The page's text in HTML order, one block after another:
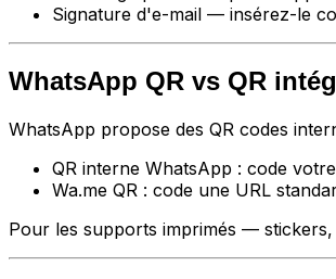
Signature d'e-mail — insérez-le
WhatsApp QR vs QR
WhatsApp propose des QR codes
QR interne WhatsApp : code
Wa.me QR : code une URL
Pour les supports imprimés —